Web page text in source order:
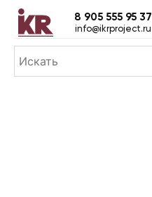
8 905 555 95 37
info@ikrproject.ru